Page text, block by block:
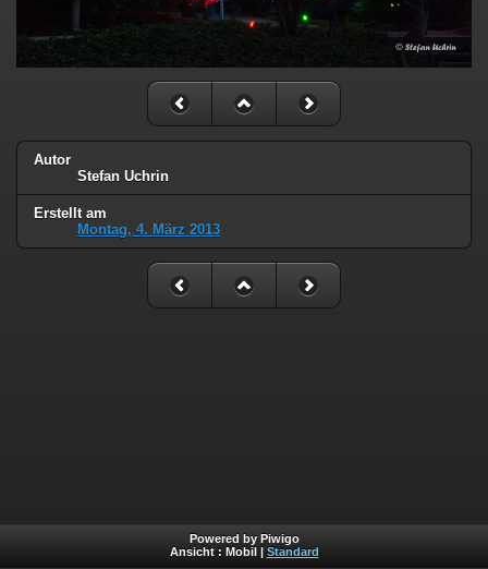
Autor
Stefan Uchrin
Erstellt am
Montag, 4. März 2013
Powered by Piwigo
Ansicht : Mobil Standard